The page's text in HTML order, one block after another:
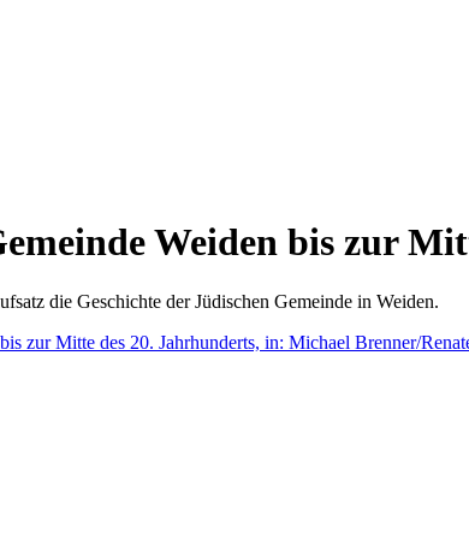
Weiden bis zur
die Geschichte der Jüdischen Gemeinde in Weiden.
zur Mitte des 20. Jahrhunderts, in: Michael Brenner/